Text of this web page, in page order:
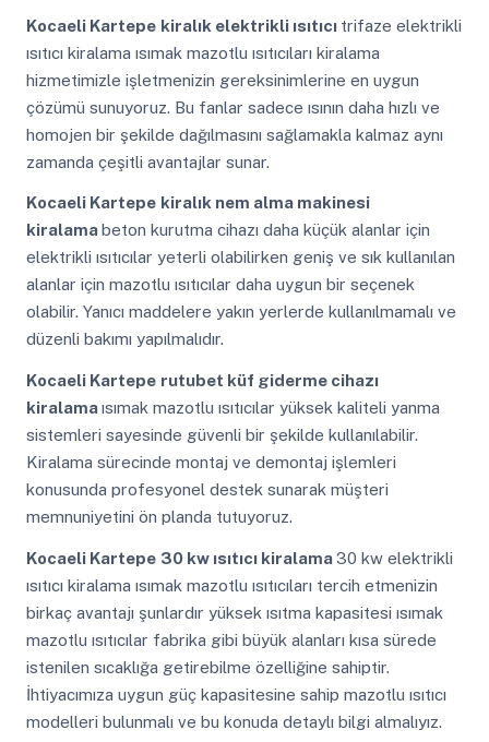
Kocaeli Kartepe kiralık elektrikli ısıtıcı trifaze elektrikli
ısıtıcı kiralama ısımak mazotlu ısıtıcıları kiralama
hizmetimizle işletmenizin gereksinimlerine en uygun
çözümü sunuyoruz. Bu fanlar sadece ısının daha hızlı ve
homojen bir şekilde dağılmasını sağlamakla kalmaz aynı
zamanda çeşitli avantajlar sunar.
Kocaeli Kartepe kiralık nem alma makinesi
kiralama beton kurutma cihazı daha küçük alanlar için
elektrikli ısıtıcılar yeterli olabilirken geniş ve sık kullanılan
alanlar için mazotlu ısıtıcılar daha uygun bir seçenek
olabilir. Yanıcı maddelere yakın yerlerde kullanılmamalı ve
düzenli bakımı yapılmalıdır.
Kocaeli Kartepe rutubet küf giderme cihazı
kiralamaısımak mazotlu ısıtıcılar yüksek kaliteli yanma
sistemleri sayesinde güvenli bir şekilde kullanılabilir.
Kiralama sürecinde montaj ve demontaj işlemleri
konusunda profesyonel destek sunarak müşteri
memnuniyetini ön planda tutuyoruz.
Kocaeli Kartepe 30 kw ısıtıcı kiralama30 kw elektrikli
ısıtıcı kiralama ısımak mazotlu ısıtıcıları tercih etmenizin
birkaç avantajı şunlardır yüksek ısıtma kapasitesi ısımak
mazotlu ısıtıcılar fabrika gibi büyük alanları kısa sürede
istenilen sıcaklığa getirebilme özelliğine sahiptir.
İhtiyacımıza uygun güç kapasitesine sahip mazotlu ısıtıcı
modelleri bulunmalı ve bu konuda detaylı bilgi almalıyız.